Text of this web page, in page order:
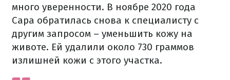
много уверенности. В ноябре 2020 года
Сара обратилась снова к специалисту с
другим запросом – уменьшить кожу на
животе. Ей удалили около 730 граммов
излишней кожи с этого участка.